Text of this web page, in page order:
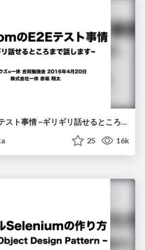
一休.comのE2Eテスト事情 ~ギリギリ話せるところまで話します~ /cybozu_ikyu_e2e
25 16k